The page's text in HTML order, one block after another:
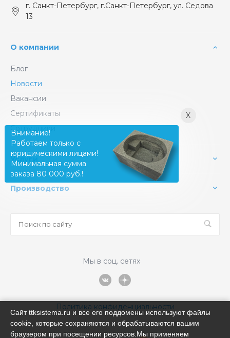
г. Санкт-Петербург, г.Санкт-Петербург, ул. Седова
13
О компании
Блог
Новости
Вакансии
Сертификаты
Сотрудники
Услуги
Производство
Мы в соц. сетях
Политика конфиденциальности
X
Внимание!
Работаем только с
юридическими лицами!
Минимальная сумма
заказа 80 000 руб.!
Сайт ttksistema.ru и все его поддомены используют файлы
cookie, которые сохраняются и обрабатываются вашим
браузером при посещении ресурсов.Мы применяем